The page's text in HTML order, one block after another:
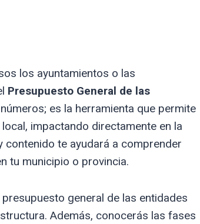
los ayuntamientos o las
Presupuesto General de las
es la herramienta que permite
impactando directamente en la
contenido te ayudará a comprender
tu municipio o provincia.
general de las entidades
Además, conocerás las fases